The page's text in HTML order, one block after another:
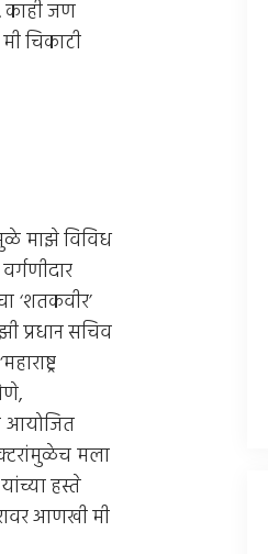
काही जण
चिकाटी
माझे विविध
‘शतकवीर’
प्रधान सचिव
आयोजित
मला
हस्ते
आणखी मी